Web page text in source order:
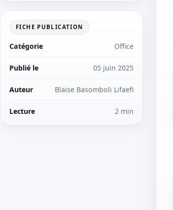
FICHE PUBLICATION
Catégorie Office
Publié le 05 juin 2025
Auteur Blaise Basomboli Lifaefi
Lecture 2 min